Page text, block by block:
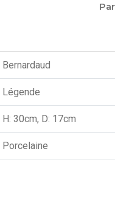
Bernardaud
Légende
H: 30cm, D: 17cm
Porcelaine